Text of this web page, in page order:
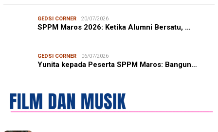
GEDSI CORNER 20/07/2026
SPPM Maros 2026: Ketika Alumni Bersatu, …
GEDSI CORNER 06/07/2026
Yunita kepada Peserta SPPM Maros: Bangun…